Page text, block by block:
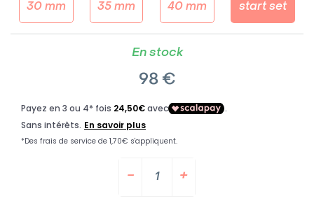
30 mm 35 mm 40 mm start set
En stock
98 €
− +